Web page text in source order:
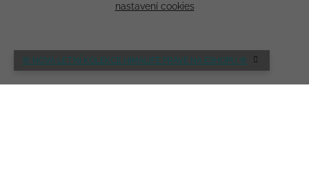
🌸 NOVÁ LETNÍ KOLEKCE HIMALIFE PRÁVĚ NA ESHOPU 🌸
nastavení cookies